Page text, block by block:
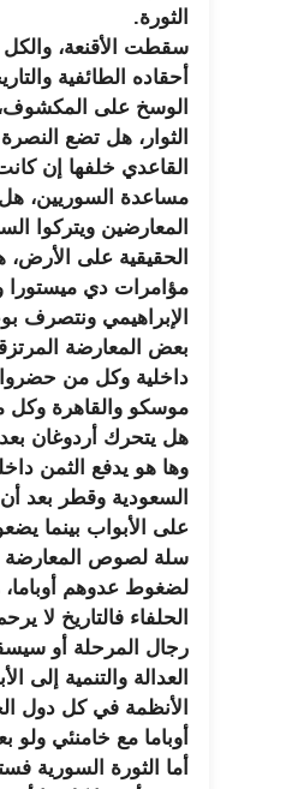
الثورة.
سقطت الأقنعة،
أحقاده الطائفية
الوسخ على
الثوار، هل تضع
القاعدي خلفها إن
مساعدة السوريين،
المعارضين ويتركوا
الحقيقية على
مؤامرات دي ميستورا
الإبراهيمي ونتصرف
بعض المعارضة
داخلية وكل من
موسكو والقاهرة وكل
هل يتحرك أردوغان بعد
وها هو يدفع الثمن
السعودية وقطر بعد
على الأبواب بينما
سلة لصوص
لضغوط عدوهم
الحلفاء فالتاريخ لا
رجال المرحلة أو
العدالة والتنمية إلى
الأنظمة في كل دول
أوباما مع خامنئي ولو
أما الثورة السورية